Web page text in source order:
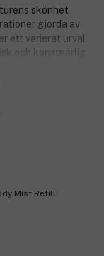
skönhet
gjorda av
ett varierat urval
och konstnärlig
kan variera, då
Mist Refill